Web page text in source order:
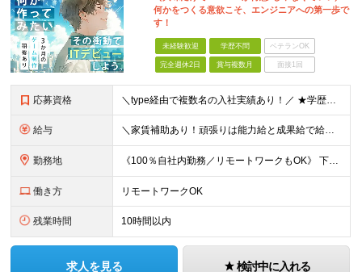
何かをつくる意欲こそ、エンジニアへの第一歩で
す！
未経験歓迎 学歴不問 ベテランOK
完全週休2日 賞与複数月 面接1回
応募資格 ＼type経由で複数名の入社実績あり！／ ★学歴・実務経験不問 ★プログラミングへの興味・意欲がある方 PCの基本操作ができれば、専門的なITスキルは不問です。 「エンジニアとして成長したい」という
給与 ＼家賃補助あり！頑張りは能力給と成果給で給与に還元！／ ★賞与3か月分&資格手当も充実 ★社宅制度あり（当社契約の賃貸住宅の場合は家賃を50％負担／最大5万円） ※社宅制度をご利用される場合は、礼金
勤務地 《100％自社内勤務／リモートワークもOK》 下記いずれかでの勤務となりますのでお選びください（ご希望に沿わない配属はありません） ■東京本社／東京都台東区浅草橋5-5-5 キムラビル4F ■広島オ
働き方 リモートワークOK
残業時間 10時間以内
求人を見る 検討中に入れる